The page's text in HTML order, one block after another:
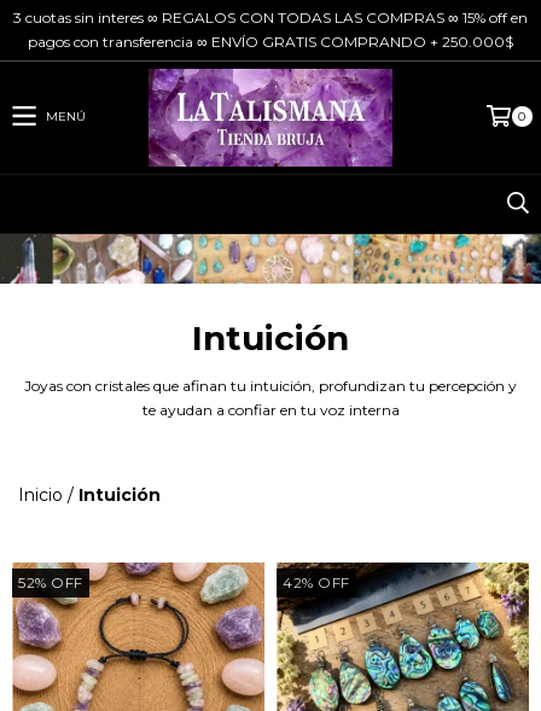
3 cuotas sin interes ∞ REGALOS CON TODAS LAS COMPRAS ∞ 15% off en
pagos con transferencia ∞ ENVÍO GRATIS COMPRANDO + 250.000$
MENÚ 0
Intuición
Joyas con cristales que afinan tu intuición, profundizan tu percepción y
te ayudan a confiar en tu voz interna
Inicio / Intuición
52% OFF 42% OFF